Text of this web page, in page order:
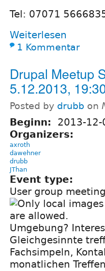
Tel: 07071
Weiterlesen
1 Kommentar
Drupal Meetup
5.12.2013,
Posted by drubb on
Beginn:
2013-12-
Organizers:
axroth
dawehner
drubb
JThan
Event type:
User group meeting
Umgebung?
Gleichgesinnte
Fachsimpeln,
monatlichen